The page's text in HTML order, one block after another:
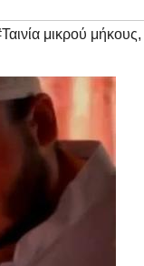
μικρού μήκους,